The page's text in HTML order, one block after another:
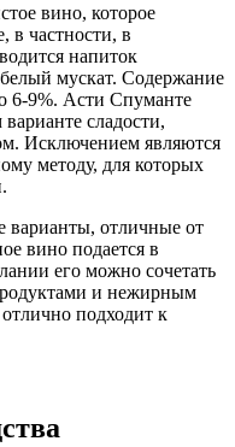
вино, которое
в частности, в
напиток
мускат. Содержание
6-9%. Асти Спуманте
сладости,
Исключением являются
методу, для которых
варианты, отличные от
вино подается в
его можно сочетать
и нежирным
подходит к